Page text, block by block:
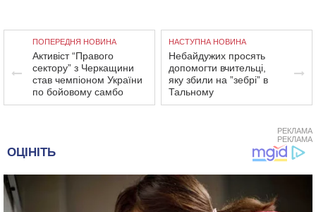
ПОПЕРЕДНЯ НОВИНА
Активіст “Правого
сектору” з Черкащини
став чемпіоном України
по бойовому самбо
НАСТУПНА НОВИНА
Небайдужих просять
допомогти вчительці,
яку збили на ”зебрі” в
Тальному
РЕКЛАМА
РЕКЛАМА